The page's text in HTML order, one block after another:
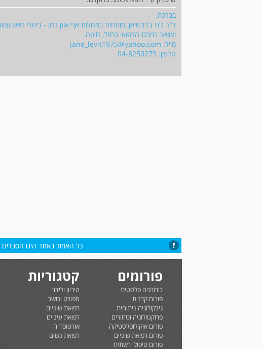
בברכה,
ד"ר ג'ני ג'רבשיאן, מומחית במחלות אף אוזן גרון - גידולי ראש
וצוואר במרכז הרפואי כרמל, חיפה.
מייל: jane_levit1975@yahoo.com
טלפון: 04-8250279
כל האמור באתר הינו הסברים
פורומים
כירורגיה פלסטית
פורום קרנית
גינקולוגיה ניתוחית
פרוקטולוגיה וטחורים
פורום אוקולופלסטיקה
פורום רפואת שיניים
פורום טיפולי רשתית
קטגוריות
היריון ולידה
ספורט וכושר
רפואת שיניים
רפואת עיניים
אורטופדיה
רפואת נשים